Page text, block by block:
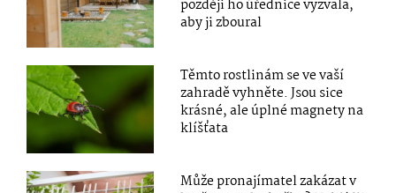
později ho úřednice vyzvala,
aby ji zboural
Těmto rostlinám se ve vaší
zahradě vyhněte. Jsou sice
krásné, ale úplné magnety na
klíšťata
Může pronajímatel zakázat v